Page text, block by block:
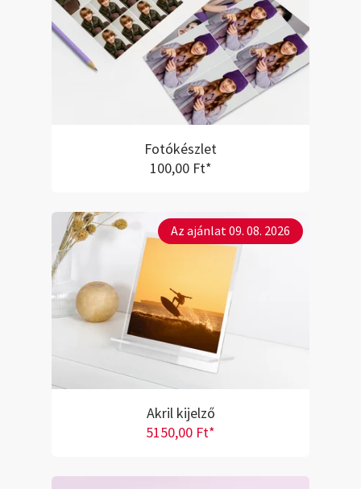
Fotókészlet
100,00 Ft*
Az ajánlat 09. 08. 2026
Akril kijelző
5150,00 Ft*